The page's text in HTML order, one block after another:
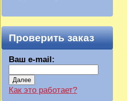
Проверить заказ
Ваш e-mail:
Далее
Как это работает?